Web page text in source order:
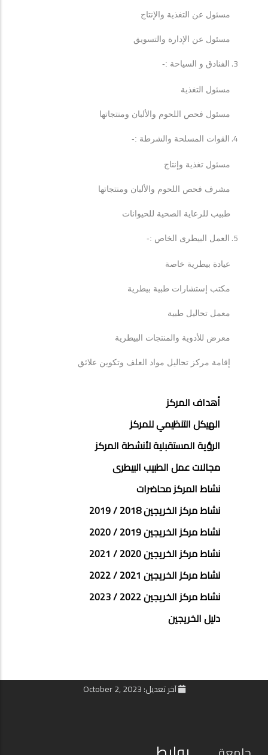
مسئول عن التغذية والإنتاج
مسئول عن الإدارة والتسويق
الفنادق و السياحة :-
مسئول التغذية
مسئول فحص اللحوم والألبان ومنتجاتها
القوات المسلحة والشرطة :-
مسئول تغذية وإنتاج
مشرف فحص اللحوم والألبان ومنتجاتها
طبيب للرعاية الصحية للحيوانات
العمل البيطرى الخاص :-
عيادة بيطرية خاصة
مكتب إستشارات طبية بيطرية
معمل تحاليل طبية
معرض للأدوية والمنتجات البيطرية
إقامة مركز تحاليل مواد العلف وتكوين علائق
الخريجين
أهداف المركز
الهيكل التنظيمي للمركز
الرؤية المستقبلية لأنشطة المركز
مجالات عمل الطبيب البيطرى
نشاط المركز محاضرات
نشاط مركز الخريجين 2018 / 2019
نشاط مركز الخريجين 2019 / 2020
نشاط مركز الخريجين 2020 / 2021
نشاط مركز الخريجين 2021 / 2022
نشاط مركز الخريجين 2022 / 2023
دليل الخريجين
آخر تعديل: October 2, 2023